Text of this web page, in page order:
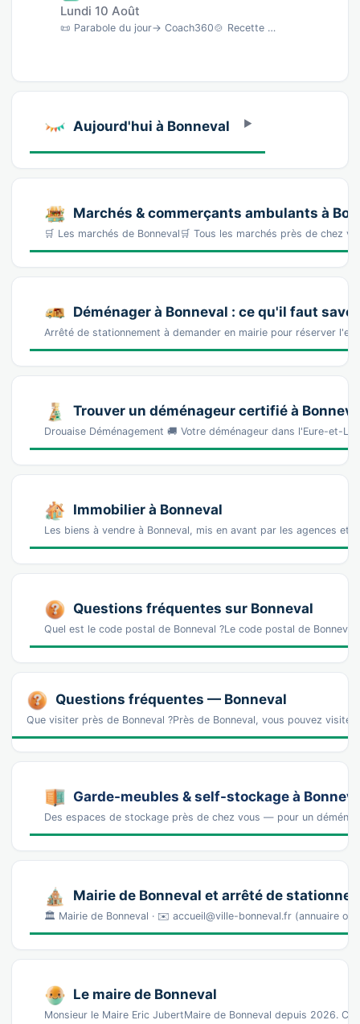
Lundi 10 Août
📜 Parabole du jour→ Coach360🍲 Recette du jourSardines écrasées au fromage blanc · 10 min…
Aujourd'hui à Bonneval
Marchés & commerçants ambulants à
🛒 Les marchés de Bonneval🛒 Tous les marchés près de chez
Déménager à Bonneval : ce qu'il faut
Arrêté de stationnement à demander en mairie pour réserver
Trouver un déménageur certifié à
Drouaise Déménagement 🚚 Votre déménageur dans l'Eure-et-
Immobilier à Bonneval
Les biens à vendre à Bonneval, mis en avant par les agences et
Questions fréquentes sur Bonneval
Quel est le code postal de Bonneval ?Le code postal de
Questions fréquentes — Bonneval
Que visiter près de Bonneval ?Près de Bonneval, vous pouvez visiter
Garde-meubles & self-stockage à
Des espaces de stockage près de chez vous — pour un
Mairie de Bonneval et arrêté de
🏛️ Mairie de Bonneval · ✉️ accueil@ville-bonneval.fr (annuaire
Le maire de Bonneval
Monsieur le Maire Eric JubertMaire de Bonneval depuis 2026.